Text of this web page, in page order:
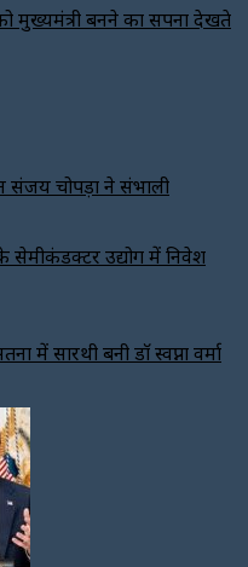
मुख्यमंत्री बनने का सपना देखते
संजय चोपड़ा ने संभाली
सेमीकंडक्टर उद्योग में निवेश
में सारथी बनी डाॅ स्वप्ना वर्मा